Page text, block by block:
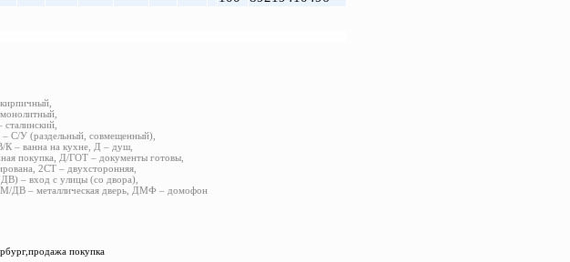
С/У (раздельный, совмещенный),
К – ванна на кухне, Д – душ,
покупка, Д/ГОТ – документы готовы,
2СТ – двухсторонняя,
– вход с улицы (со двора),
ДВ – металлическая дверь, ДМФ – домофон
покупка